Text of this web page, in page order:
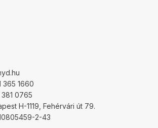
365 1660
0765
H-1119, Fehérvári út 79.
2-43